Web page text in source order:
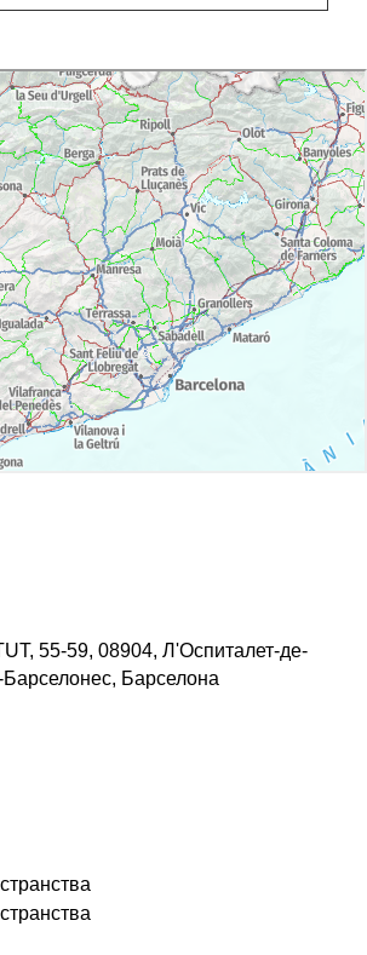
55-59, 08904, Л'Оспиталет-де-
Барселонес, Барселона